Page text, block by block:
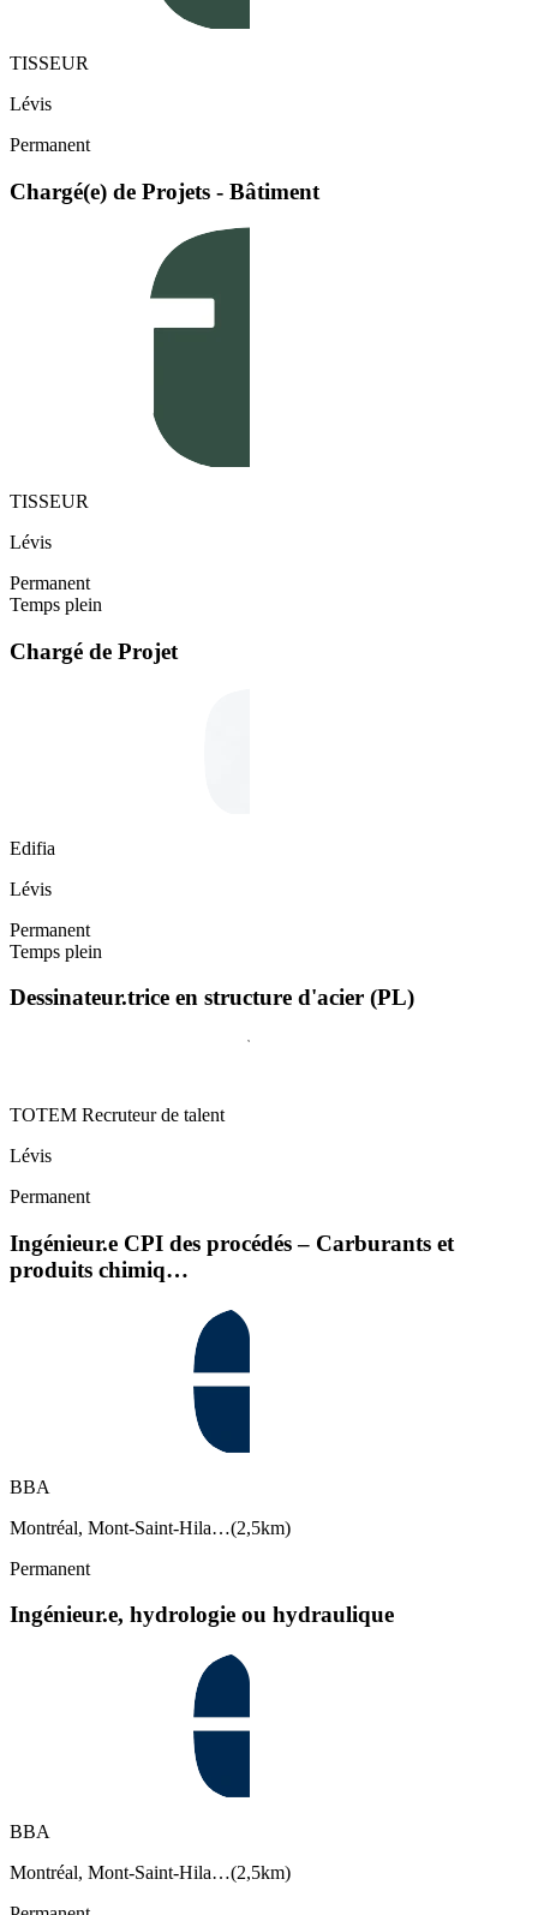
TISSEUR
Lévis
Permanent
Chargé(e) de Projets - Bâtiment
TISSEUR
Lévis
Permanent
Temps plein
Chargé de Projet
Edifia
Lévis
Permanent
Temps plein
Dessinateur.trice en structure d'acier (PL)
TOTEM Recruteur de talent
Lévis
Permanent
Ingénieur.e CPI des procédés – Carburants et
produits chimiq…
BBA
Montréal, Mont-Saint-Hila…(2,5km)
Permanent
Ingénieur.e, hydrologie ou hydraulique
BBA
Montréal, Mont-Saint-Hila…(2,5km)